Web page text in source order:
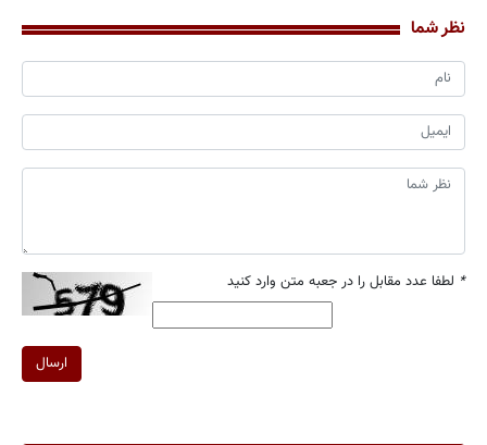
نظر شما
* لطفا عدد مقابل را در جعبه متن وارد کنید
ارسال